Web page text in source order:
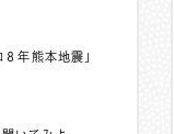
８年熊本地震」